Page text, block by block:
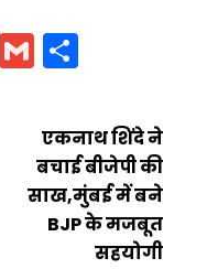
EmailGmail
एकनाथ शिंदे ने
बचाई बीजेपी की
साख,मुंबई में बने
BJP के मजबूत
सहयोगी